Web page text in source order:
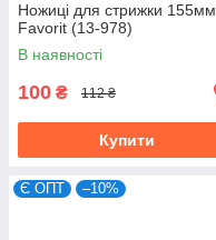
Ножиці для стрижки 155мм
Favorit (13-978)
В наявності
100 ₴ 112 ₴
Купити
Є ОПТ –10%